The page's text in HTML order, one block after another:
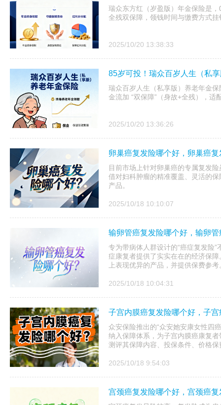
瑞众东方红（岁盈版）年金保险是
全残双保障，领钱时间与缴费方式
2025/10/20 13:38:33
85岁可投！瑞众百岁人生（私
瑞众百岁人生（私享版）养老年金
金流加 “双保障”（身故+全残），
2025/10/20 13:36:26
卵巢癌复发险哪个好，卵巢癌
目前市场上针对卵巢癌的专属复发
借对妇科肿瘤的精准覆盖、灵活的
产品。
2025/10/18 10:10:07
输卵管癌复发险哪个好，输卵
专为带病体人群设计的“癌症复发险
症康复者提供了实实在在的经济保
上表现优异的产品，并提供保费参考
2025/10/18 10:04:31
子宫内膜癌复发险哪个好，子
众安保险推出的“众安她安康女性四
纳入保障体系，为子宫内膜癌康复
测评其保障内容、投保条件、价格
2025/10/18 9:54:03
宫颈癌复发险哪个好，宫颈癌